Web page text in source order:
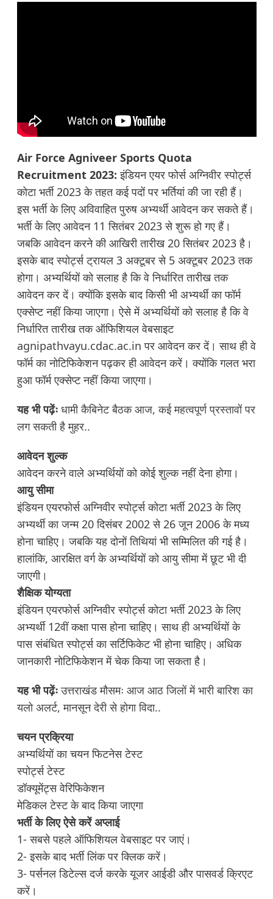
Air Force Agniveer Sports Quota
Recruitment 2023:इंडियन एयर फोर्स अग्निवीर स्पोर्ट्स
कोटा भर्ती 2023 के तहत कई पदों पर भर्तियां की जा रही हैं।
इस भर्ती के लिए अविवाहित पुरुष अभ्यर्थी आवेदन कर सकते हैं।
भर्ती के लिए आवेदन 11 सितंबर 2023 से शुरू हो गए हैं।
जबकि आवेदन करने की आखिरी तारीख 20 सितंबर 2023 है।
इसके बाद स्पोर्ट्स ट्रायल 3 अक्टूबर से 5 अक्टूबर 2023 तक
होगा। अभ्यर्थियों को सलाह है कि वे निर्धारित तारीख तक
आवेदन कर दें। क्योंकि इसके बाद किसी भी अभ्यर्थी का फॉर्म
एक्सेप्ट नहीं किया जाएगा। ऐसे में अभ्यर्थियों को सलाह है कि वे
निर्धारित तारीख तक ऑफिशियल वेबसाइट
agnipathvayu.cdac.ac.in पर आवेदन कर दें। साथ ही वे
फॉर्म का नोटिफिकेशन पढ़कर ही आवेदन करें। क्योंकि गलत भरा
हुआ फॉर्म एक्सेप्ट नहीं किया जाएगा।
यह भी पढ़ेंः धामी कैबिनेट बैठक आज, कई महत्वपूर्ण प्रस्तावों पर
लग सकती है मुहर..
आवेदन शुल्क
आवेदन करने वाले अभ्यर्थियों को कोई शुल्क नहीं देना होगा।
आयु सीमा
इंडियन एयरफोर्स अग्निवीर स्पोर्ट्स कोटा भर्ती 2023 के लिए
अभ्यर्थी का जन्म 20 दिसंबर 2002 से 26 जून 2006 के मध्य
होना चाहिए। जबकि यह दोनों तिथियां भी सम्मिलित की गई है।
हालांकि, आरक्षित वर्ग के अभ्यर्थियों को आयु सीमा में छूट भी दी
जाएगी।
शैक्षिक योग्यता
इंडियन एयरफोर्स अग्निवीर स्पोर्ट्स कोटा भर्ती 2023 के लिए
अभ्यर्थी 12वीं कक्षा पास होना चाहिए। साथ ही अभ्यर्थियों के
पास संबंधित स्पोर्ट्स का सर्टिफिकेट भी होना चाहिए। अधिक
जानकारी नोटिफिकेशन में चेक किया जा सकता है।
यह भी पढ़ेंः उत्तराखंड मौसमः आज आठ जिलों में भारी बारिश का
यलो अलर्ट, मानसून देरी से होगा विदा..
चयन प्रक्रिया
अभ्यर्थियों का चयन फिटनेस टेस्ट
स्पोर्ट्स टेस्ट
डॉक्यूमेंट्स वेरिफिकेशन
मेडिकल टेस्ट के बाद किया जाएगा
भर्ती के लिए ऐसे करें अप्लाई
1- सबसे पहले ऑफिशियल वेबसाइट पर जाएं।
2- इसके बाद भर्ती लिंक पर क्लिक करें।
3- पर्सनल डिटेल्स दर्ज करके यूजर आईडी और पासवर्ड क्रिएट
करें।